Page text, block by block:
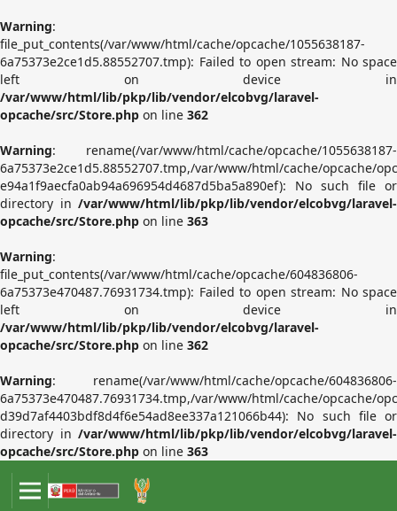
Warning:
file_put_contents(/var/www/html/cache/opcache/1055638187-
6a75373e2ce1d5.88552707.tmp): Failed to open stream: No space
left on device in
/var/www/html/lib/pkp/lib/vendor/elcobvg/laravel-
opcache/src/Store.php on line 362
Warning: rename(/var/www/html/cache/opcache/1055638187-
6a75373e2ce1d5.88552707.tmp,/var/www/html/cache/opcache/
e94a1f9aecfa0ab94a696954d4687d5ba5a890ef): No such file or
directory in /var/www/html/lib/pkp/lib/vendor/elcobvg/laravel-
opcache/src/Store.php on line 363
Warning:
file_put_contents(/var/www/html/cache/opcache/604836806-
6a75373e470487.76931734.tmp): Failed to open stream: No space
left on device in
/var/www/html/lib/pkp/lib/vendor/elcobvg/laravel-
opcache/src/Store.php on line 362
Warning: rename(/var/www/html/cache/opcache/604836806-
6a75373e470487.76931734.tmp,/var/www/html/cache/opcache/
d39d7af4403bdf8d4f6e54ad8ee337a121066b44): No such file or
directory in /var/www/html/lib/pkp/lib/vendor/elcobvg/laravel-
opcache/src/Store.php on line 363